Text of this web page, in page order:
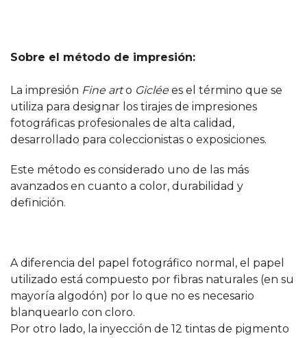
Sobre el método de impresión:
La impresión Fine arto Gicléees el término que se
utiliza para designar los tirajes de impresiones
fotográficas profesionales de alta calidad,
desarrollado para coleccionistas o exposiciones.
Este método es considerado uno de las más
avanzados en cuanto a color, durabilidad y
definición.
A diferencia del papel fotográfico normal, el papel
utilizado está compuesto por fibras naturales (en su
mayoría algodón) por lo que no es necesario
blanquearlo con cloro.
Por otro lado, la inyección de 12 tintas de pigmento